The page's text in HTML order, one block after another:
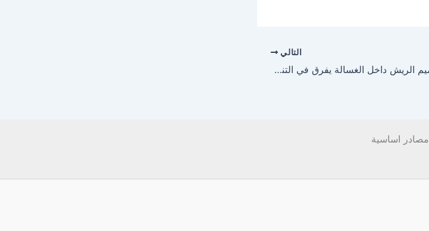
التالي
هل تصميم الريش داخل الغسالة يفرق في التنظيف؟
مصادر اساسية